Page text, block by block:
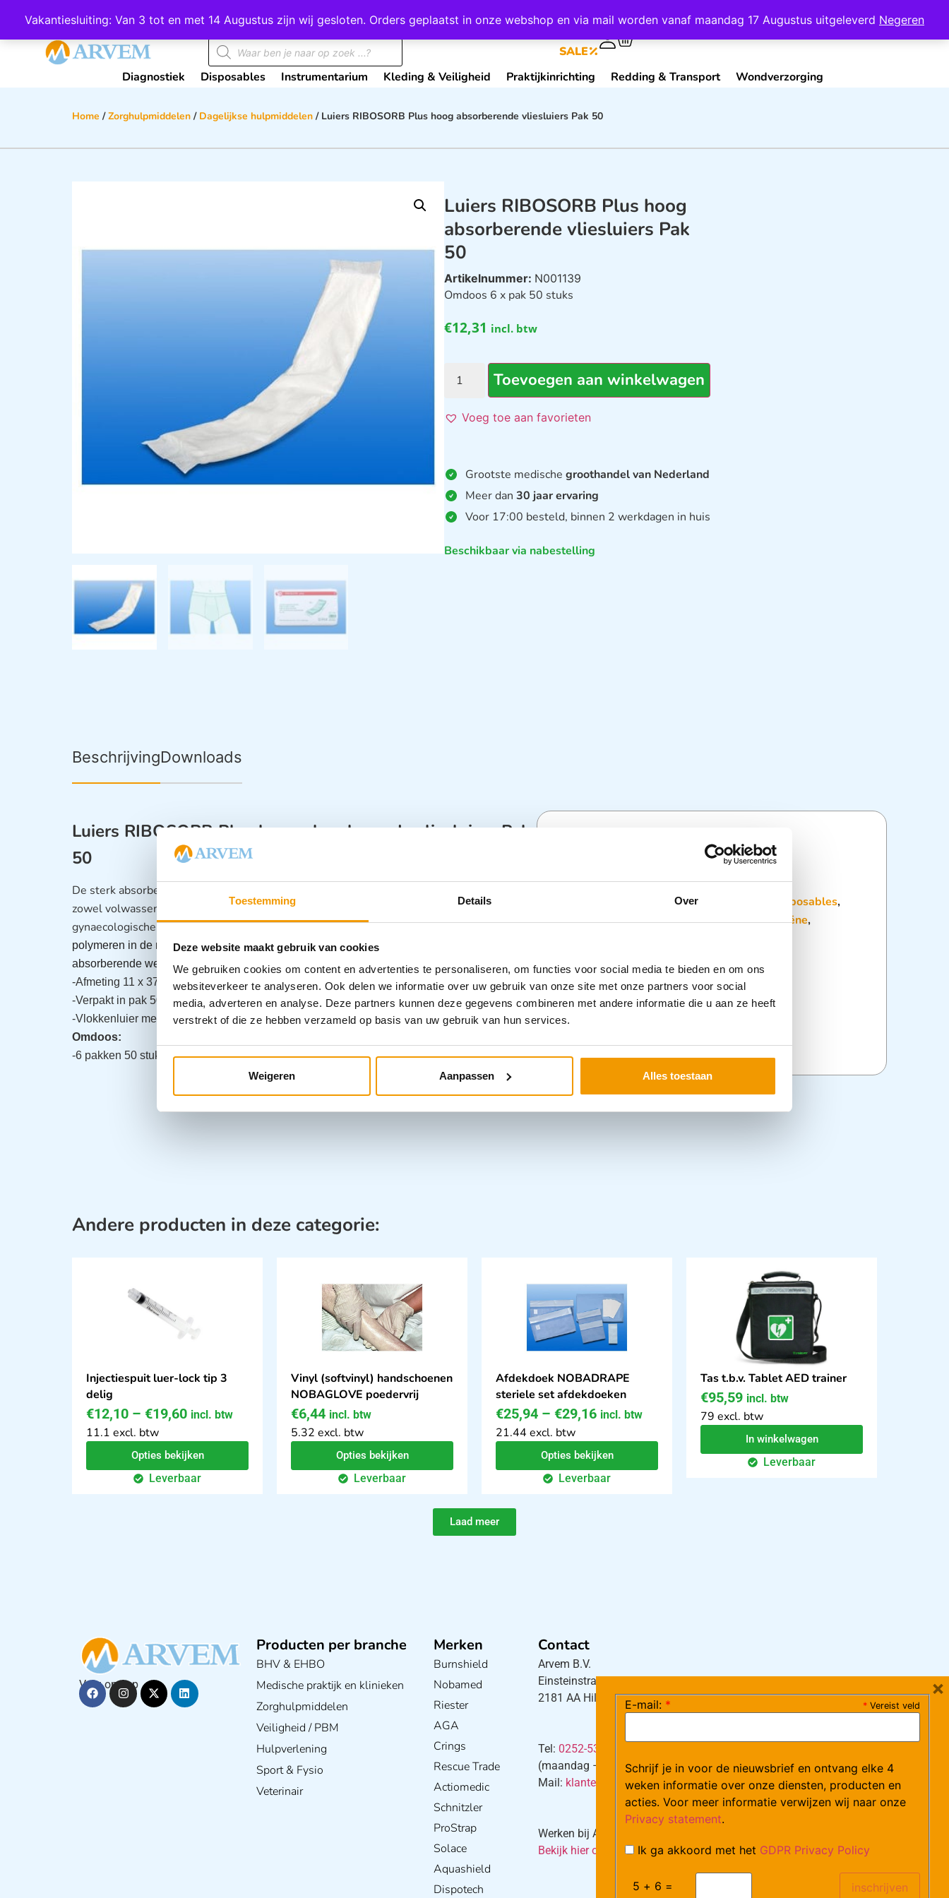
Toestemming Details Over
Deze website maakt gebruik van cookies
We gebruiken cookies om content en advertenties te personaliseren, om functies voor social media te bieden en om ons
websiteverkeer te analyseren. Ook delen we informatie over uw gebruik van onze site met onze partners voor social
media, adverteren en analyse. Deze partners kunnen deze gegevens combineren met andere informatie die u aan ze heeft
verstrekt of die ze hebben verzameld op basis van uw gebruik van hun services.
Weigeren Aanpassen Alles toestaan
Vakantiesluiting: Van 3 tot en met 14 Augustus zijn wij gesloten. Orders geplaatst in onze webshop en via mail worden vanaf maandag 17 Augustus uitgeleverd Negeren
Wij scoren een 4,8 op Google Mijn Account Contact
SALE
Diagnostiek Disposables Instrumentarium Kleding & Veiligheid Praktijkinrichting Redding & Transport Wondverzorging
Home /Zorghulpmiddelen / Dagelijkse hulpmiddelen / Luiers RIBOSORB Plus hoog absorberende vliesluiers Pak 50
Luiers RIBOSORB Plus hoog
absorberende vliesluiers Pak
50
Artikelnummer: N001139
Omdoos 6 x pak 50 stuks
€12,31 incl. btw
Toevoegen aan winkelwagen
Voeg toe aan favorieten
Grootste medischegroothandel van Nederland
Meer dan30 jaar ervaring
Voor 17:00 besteld, binnen 2 werkdagen in huis
Beschikbaar via nabestelling
BeschrijvingDownloads
Luiers RIBOSORB Plus hoog absorberende vliesluiers Pak
50
De sterk absorberende vlokkenluiers zijn geschikt voor bescherming bij incontinentie van
zowel volwassenen als kinderen. De vliesluier wordt ook gebruikt voor bloedingen of
gynaecologische toepassingen.Bij productie van deze luiers zijn extra super absorberende
polymeren in de non-woven luier verwerkt waardoor de RIBOSORB® -plus een nog betere
absorberende werking heeft.
Absorptieniveau 2
-Afmeting 11 x 37 cm
-Verpakt in pak 50 vliesluiers
-Vlokkenluier met grote absorptie capaciteit
Omdoos:
-6 pakken 50 stuks
Dagelijkse hulpmiddelen Disposables,
Incontinentie,Patiënten verpleging en hygiëne,
Andere producten in deze categorie:
Injectiespuit luer-lock tip 3
delig
€12,10 – €19,60 incl. btw
11.1 excl. btw
Opties bekijken
Leverbaar
Vinyl (softvinyl) handschoenen
NOBAGLOVE poedervrij
€6,44 incl. btw
5.32 excl. btw
Opties bekijken
Leverbaar
Afdekdoek NOBADRAPE
steriele set afdekdoeken
€25,94 – €29,16 incl. btw
21.44 excl. btw
Opties bekijken
Leverbaar
Tas t.b.v. Tablet AED trainer
€95,59 incl. btw
79 excl. btw
In winkelwagen
Leverbaar
Laad meer
Volg ons op
Producten per branche
BHV & EHBO
Medische praktijk en klinieken
Zorghulpmiddelen
Veiligheid / PBM
Hulpverlening
Sport & Fysio
Veterinair
Merken
Burnshield
Nobamed
Riester
AGA
Crings
Rescue Trade
Actiomedic
Schnitzler
ProStrap
Solace
Aquashield
Dispotech
Contact
Arvem B.V.
Einsteinstraat 5
2181 AA Hillegom
Tel: 0252-533256
(maandag – donderdag 08:30-17:15 uur / vrijdag 08:30-16:00 uur)
Mail: klantenservice@arvem.nl
Werken bij Arvem?
Bekijk hier onze vacatures.
* Vereist veld
E-mail: *
Schrijf je in voor de nieuwsbrief en ontvang elke 4
weken informatie over onze diensten, producten en
acties. Voor meer informatie verwijzen wij naar onze
Privacy statement.
Ik ga akkoord met het GDPR Privacy Policy
5 + 6 =
×